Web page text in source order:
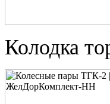
Колодка